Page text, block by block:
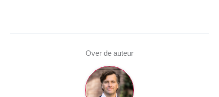
Over de auteur